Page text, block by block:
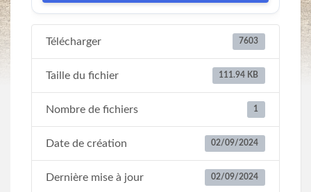
Télécharger 7603
Taille du fichier 111.94 KB
Nombre de fichiers 1
Date de création 02/09/2024
Dernière mise à jour 02/09/2024